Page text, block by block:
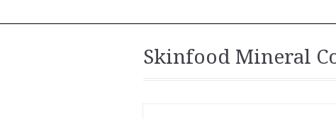
Skinfood Mineral